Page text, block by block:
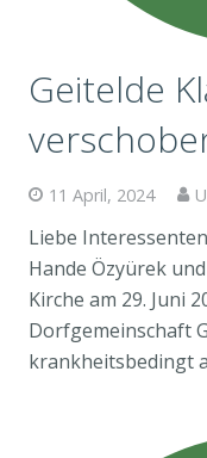
Geitelde
11 April, 2024
Liebe
Hande Özyürek
Kirche am 29. Juni
Dorfgemeinschaft
krankheitsbedingt